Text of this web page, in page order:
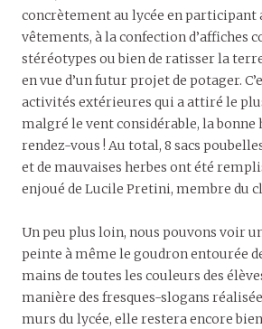
concrètement au lycée en participant
vêtements, à la confection d’affiches
stéréotypes ou bien de ratisser la
en vue d’un futur projet de potager.
activités extérieures qui a attiré le
malgré le vent considérable, la
rendez-vous ! Au total, 8 sacs
et de mauvaises herbes ont été
enjoué de Lucile Pretini, membre du
Un peu plus loin, nous pouvons voir
peinte à même le goudron entourée
mains de toutes les couleurs des
manière des fresques-slogans
murs du lycée, elle restera encore